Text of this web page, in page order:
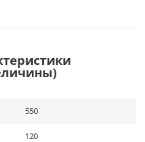
550
120